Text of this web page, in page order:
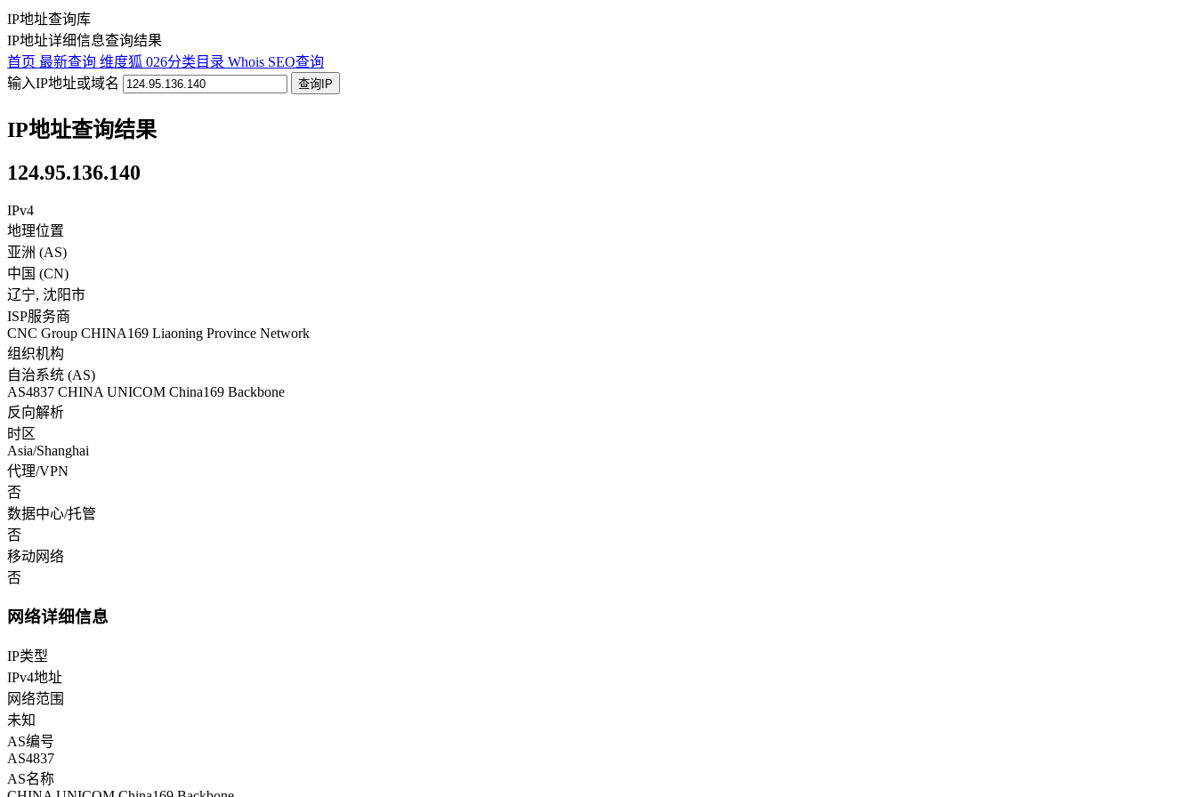
IP地址查询库
IP地址详细信息查询结果
首页 最新查询 维度狐 026分类目录 Whois SEO查询
输入IP地址或域名
查询IP
IP地址查询结果
124.95.136.140
IPv4
地理位置
亚洲 (AS)
中国 (CN)
辽宁, 沈阳市
ISP服务商
CNC Group CHINA169 Liaoning Province Network
组织机构
自治系统 (AS)
AS4837 CHINA UNICOM China169 Backbone
反向解析
时区
Asia/Shanghai
代理/VPN
否
数据中心/托管
否
移动网络
否
网络详细信息
IP类型
IPv4地址
网络范围
未知
AS编号
AS4837
AS名称